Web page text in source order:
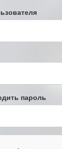
пароль